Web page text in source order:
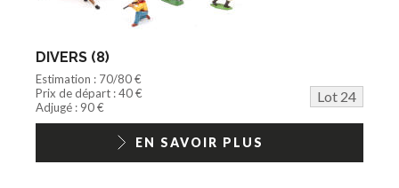
DIVERS (8)
Estimation : 70/80 €
Prix de départ : 40 €
Lot 24
Adjugé : 90 €
EN SAVOIR PLUS